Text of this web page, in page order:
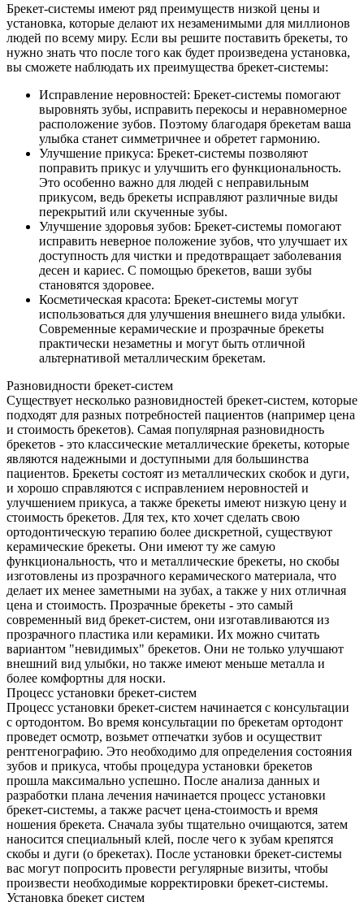
Брекет-системы имеют ряд преимуществ низкой цены и
установка, которые делают их незаменимыми для миллионов
людей по всему миру. Если вы решите поставить брекеты, то
нужно знать что после того как будет произведена установка,
вы сможете наблюдать их преимущества брекет-системы:
Исправление неровностей: Брекет-системы помогают
выровнять зубы, исправить перекосы и неравномерное
расположение зубов. Поэтому благодаря брекетам ваша
улыбка станет симметричнее и обретет гармонию.
Улучшение прикуса: Брекет-системы позволяют
поправить прикус и улучшить его функциональность.
Это особенно важно для людей с неправильным
прикусом, ведь брекеты исправляют различные виды
перекрытий или скученные зубы.
Улучшение здоровья зубов: Брекет-системы помогают
исправить неверное положение зубов, что улучшает их
доступность для чистки и предотвращает заболевания
десен и кариес. С помощью брекетов, ваши зубы
становятся здоровее.
Косметическая красота: Брекет-системы могут
использоваться для улучшения внешнего вида улыбки.
Современные керамические и прозрачные брекеты
практически незаметны и могут быть отличной
альтернативой металлическим брекетам.
Разновидности брекет-систем
Существует несколько разновидностей брекет-систем, которые
подходят для разных потребностей пациентов (например цена
и стоимость брекетов). Самая популярная разновидность
брекетов - это классические металлические брекеты, которые
являются надежными и доступными для большинства
пациентов. Брекеты состоят из металлических скобок и дуги,
и хорошо справляются с исправлением неровностей и
улучшением прикуса, а также брекеты имеют низкую цену и
стоимость брекетов. Для тех, кто хочет сделать свою
ортодонтическую терапию более дискретной, существуют
керамические брекеты. Они имеют ту же самую
функциональность, что и металлические брекеты, но скобы
изготовлены из прозрачного керамического материала, что
делает их менее заметными на зубах, а также у них отличная
цена и стоимость. Прозрачные брекеты - это самый
современный вид брекет-систем, они изготавливаются из
прозрачного пластика или керамики. Их можно считать
вариантом "невидимых" брекетов. Они не только улучшают
внешний вид улыбки, но также имеют меньше металла и
более комфортны для носки.
Процесс установки брекет-систем
Процесс установки брекет-систем начинается с консультации
с ортодонтом. Во время консультации по брекетам ортодонт
проведет осмотр, возьмет отпечатки зубов и осуществит
рентгенографию. Это необходимо для определения состояния
зубов и прикуса, чтобы процедура установки брекетов
прошла максимально успешно. После анализа данных и
разработки плана лечения начинается процесс установки
брекет-системы, а также расчет цена-стоимость и время
ношения брекета. Сначала зубы тщательно очищаются, затем
наносится специальный клей, после чего к зубам крепятся
скобы и дуги (о брекетах). После установки брекет-системы
вас могут попросить провести регулярные визиты, чтобы
произвести необходимые корректировки брекет-системы.
Установка брекет систем